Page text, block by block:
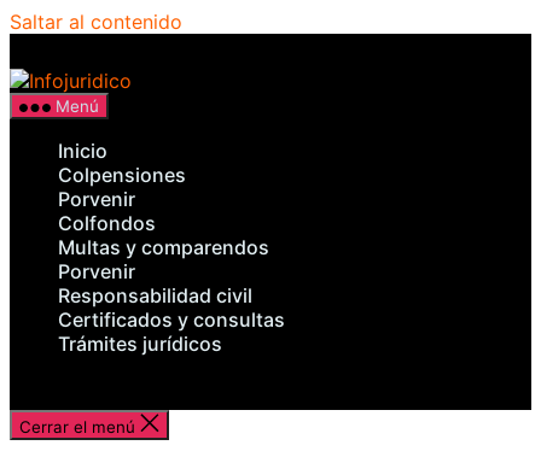
Saltar al contenido
Menú
Inicio
Colpensiones
Porvenir
Colfondos
Multas y comparendos
Porvenir
Responsabilidad civil
Certificados y consultas
Trámites jurídicos
Cerrar el menú